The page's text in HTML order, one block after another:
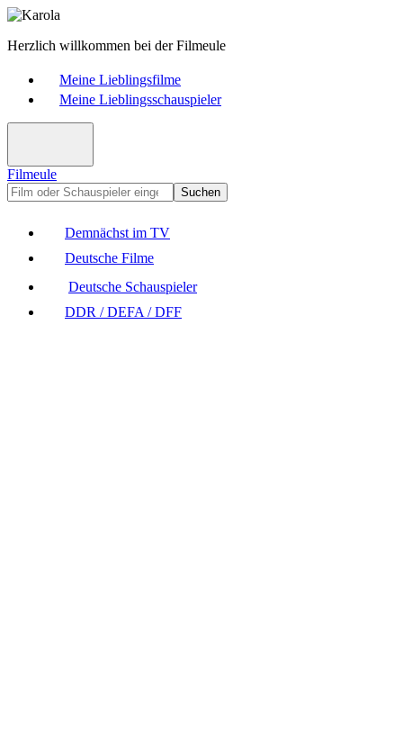
Herzlich willkommen bei der Filmeule
Meine Lieblingsfilme
Meine Lieblingsschauspieler
Filmeule
Suchen
Demnächst im TV
Deutsche Filme
Deutsche Schauspieler
DDR / DEFA / DFF